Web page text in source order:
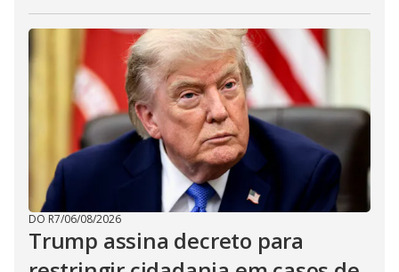
DO R7/06/08/2026
Trump assina decreto para